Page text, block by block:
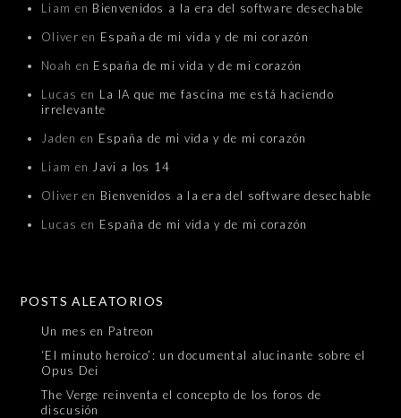
Liam en Bienvenidos a la era del software desechable
Oliver en España de mi vida y de mi corazón
Noah en España de mi vida y de mi corazón
Lucas en La IA que me fascina me está haciendo
irrelevante
Jaden en España de mi vida y de mi corazón
Liam en Javi a los 14
Oliver en Bienvenidos a la era del software desechable
Lucas en España de mi vida y de mi corazón
POSTS ALEATORIOS
Un mes en Patreon
‘El minuto heroico’: un documental alucinante sobre el
Opus Dei
The Verge reinventa el concepto de los foros de
discusión